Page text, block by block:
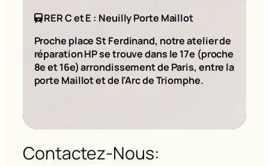
RER C et E : Neuilly Porte Maillot
Proche place St Ferdinand, notre atelier de
réparation HP se trouve dans le 17e (proche
8e et 16e) arrondissement de Paris, entre la
porte Maillot et de l’Arc de Triomphe.
Contactez-Nous: